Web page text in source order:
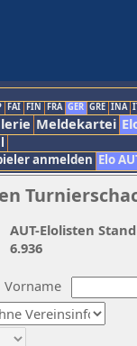
FAI FIN FRA GER GRE INA
Meldekartei
anmelden Elo
Vorname
AUT-Elolisten
6.936